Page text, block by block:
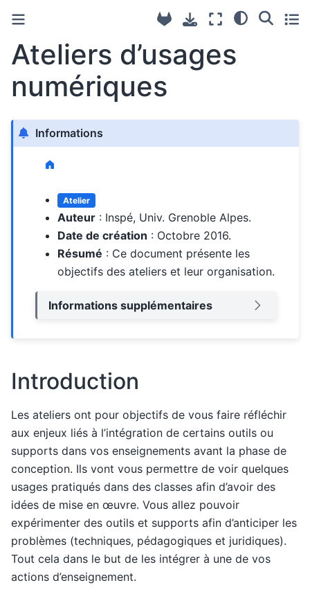
Ateliers d’usages
numériques
Informations
Atelier
Auteur : Inspé, Univ. Grenoble Alpes.
Date de création : Octobre 2016.
Résumé : Ce document présente les
objectifs des ateliers et leur organisation.
Informations supplémentaires
Introduction
Les ateliers ont pour objectifs de vous faire réfléchir
aux enjeux liés à l’intégration de certains outils ou
supports dans vos enseignements avant la phase de
conception. Ils vont vous permettre de voir quelques
usages pratiqués dans des classes afin d’avoir des
idées de mise en œuvre. Vous allez pouvoir
expérimenter des outils et supports afin d’anticiper les
problèmes (techniques, pédagogiques et juridiques).
Tout cela dans le but de les intégrer à une de vos
actions d’enseignement.